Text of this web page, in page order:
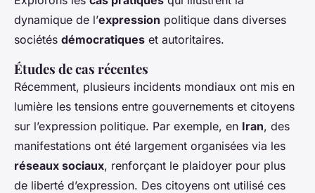
dynamique de l’expression politique dans diverses
sociétés démocratiques et autoritaires.
Études de cas récentes
Récemment, plusieurs incidents mondiaux ont mis en
lumière les tensions entre gouvernements et citoyens
sur l’expression politique. Par exemple, en Iran, des
manifestations ont été largement organisées via les
réseaux sociaux, renforçant le plaidoyer pour plus
de liberté d’expression. Des citoyens ont utilisé ces